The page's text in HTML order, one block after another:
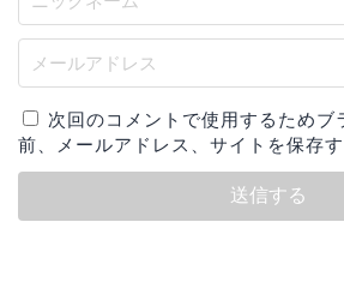
次回のコメントで使用するためブ
前、メールアドレス、サイトを保存す